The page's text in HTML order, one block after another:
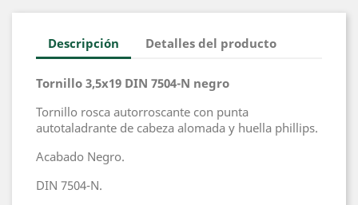
Descripción Detalles del producto
Tornillo 3,5x19 DIN 7504-N negro
Tornillo rosca autorroscante con punta
autotaladrante de cabeza alomada y huella phillips.
Acabado Negro.
DIN 7504-N.